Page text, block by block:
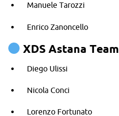
Manuele Tarozzi
Enrico Zanoncello
XDS Astana Team
Diego Ulissi
Nicola Conci
Lorenzo Fortunato